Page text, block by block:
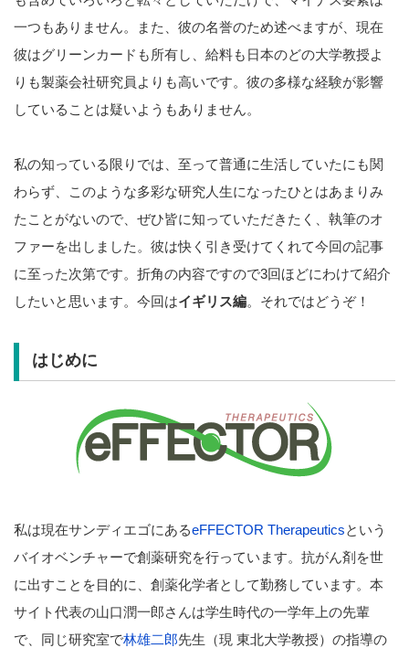
一つもありません。また、彼の名誉のため述べますが、現在
彼はグリーンカードも所有し、給料も日本のどの大学教授よ
りも製薬会社研究員よりも高いです。彼の多様な経験が影響
していることは疑いようもありません。
私の知っている限りでは、至って普通に生活していたにも関
わらず、このような多彩な研究人生になったひとはあまりみ
たことがないので、ぜひ皆に知っていただきたく、執筆のオ
ファーを出しました。彼は快く引き受けてくれて今回の記事
に至った次第です。折角の内容ですので3回ほどにわけて紹介
したいと思います。今回はイギリス編。それではどうぞ！
はじめに
私は現在サンディエゴにあるeFFECTOR Therapeuticsという
バイオベンチャーで創薬研究を行っています。抗がん剤を世
に出すことを目的に、創薬化学者として勤務しています。本
サイト代表の山口潤一郎さんは学生時代の一学年上の先輩
で、同じ研究室で林雄二郎先生（現 東北大学教授）の指導の